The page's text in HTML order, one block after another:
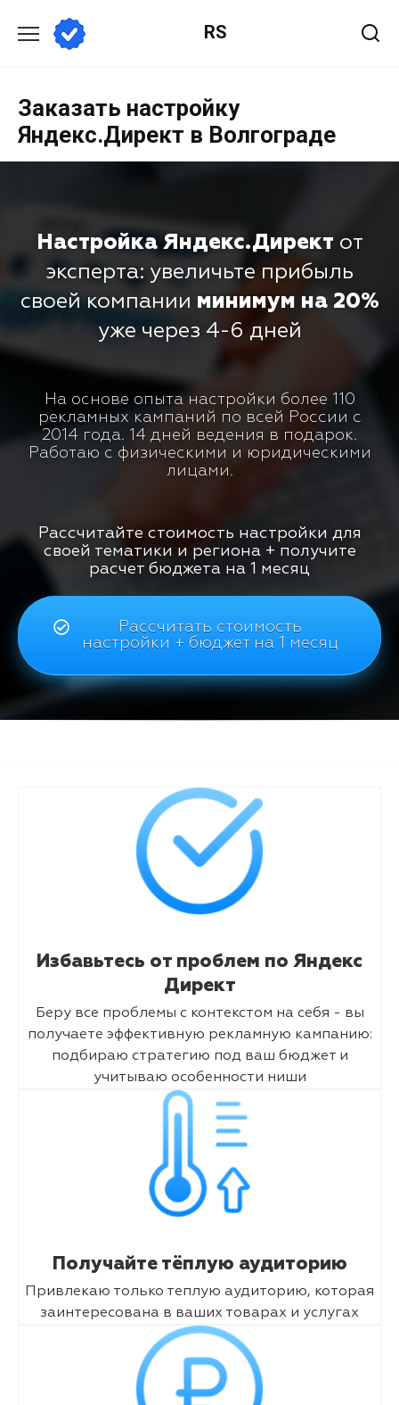
RS
Заказать настройку
Яндекс.Директ в Волгограде
Настройка Яндекс.Директ от
эксперта: увеличьте прибыль
своей компании минимум на 20%
уже через 4-6 дней
На основе опыта настройки более 110
рекламных кампаний по всей России с
2014 года. 14 дней ведения в подарок.
Работаю с физическими и юридическими
лицами.
Рассчитайте стоимость настройки для
своей тематики и региона + получите
расчет бюджета на 1 месяц
Рассчитать стоимость
настройки + бюджет на 1 месяц
Избавьтесь от проблем по Яндекс
Директ
Беру все проблемы с контекстом на себя - вы
получаете эффективную рекламную кампанию:
подбираю стратегию под ваш бюджет и
учитываю особенности ниши
Получайте тёплую аудиторию
Привлекаю только теплую аудиторию, которая
заинтересована в ваших товарах и услугах